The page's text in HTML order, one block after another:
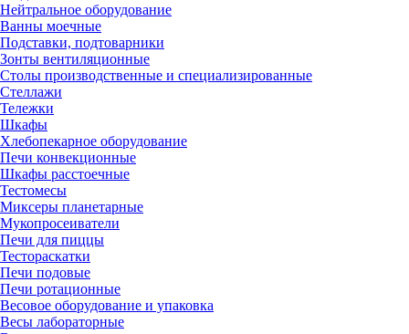
Нейтральное оборудование
Ванны моечные
Подставки, подтоварники
Зонты вентиляционные
Столы производственные и специализированные
Стеллажи
Тележки
Шкафы
Хлебопекарное оборудование
Печи конвекционные
Шкафы расстоечные
Тестомесы
Миксеры планетарные
Мукопросеиватели
Печи для пиццы
Тестораскатки
Печи подовые
Печи ротационные
Весовое оборудование и упаковка
Весы лабораторные